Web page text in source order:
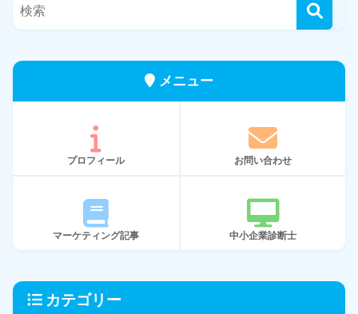
メニュー
プロフィール お問い合わせ
マーケティング記事 中小企業診断士
カテゴリー